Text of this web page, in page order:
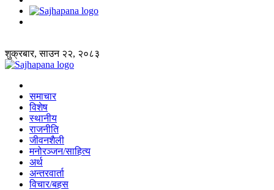
शुक्रबार, साउन २२, २०८३
समाचार
विशेष
स्थानीय
राजनीति
जीवनशैली
मनोरञ्जन/साहित्य
अर्थ
अन्तरवार्ता
विचार/बहस